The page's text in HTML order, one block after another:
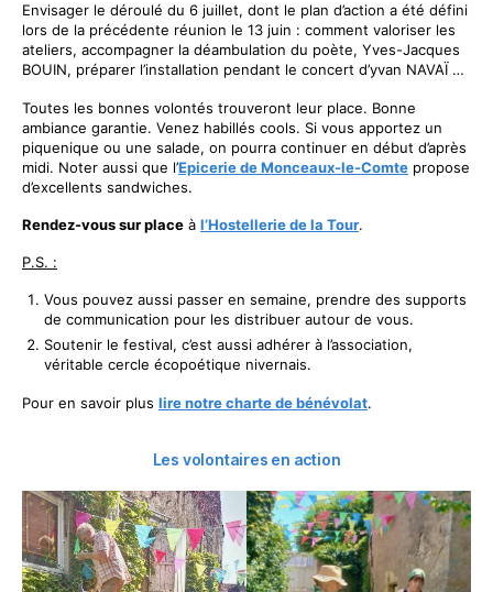
Envisager le déroulé du 6 juillet, dont le plan d’action a été défini
lors de la précédente réunion le 13 juin : comment valoriser les
ateliers, accompagner la déambulation du poète, Yves-Jacques
BOUIN, préparer l’installation pendant le concert d’yvan NAVAÏ …
Toutes les bonnes volontés trouveront leur place. Bonne
ambiance garantie. Venez habillés cools. Si vous apportez un
piquenique ou une salade, on pourra continuer en début d’après
midi. Noter aussi que l’Epicerie de Monceaux-le-Comte propose
d’excellents sandwiches.
Rendez-vous sur place à l’Hostellerie de la Tour.
P.S. :
Vous pouvez aussi passer en semaine, prendre des supports
de communication pour les distribuer autour de vous.
Soutenir le festival, c’est aussi adhérer à l’association,
véritable cercle écopoétique nivernais.
Pour en savoir plus lire notre charte de bénévolat.
Les volontaires en action